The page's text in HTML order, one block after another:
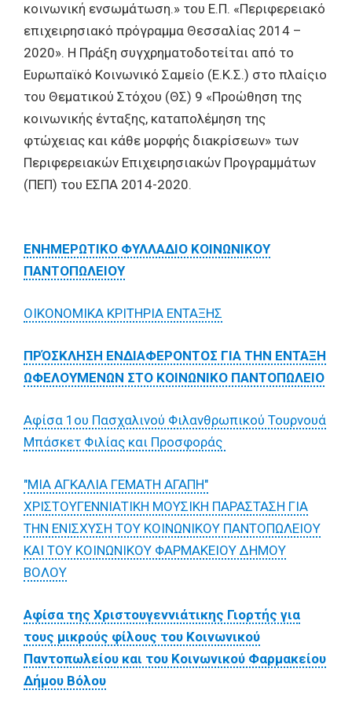
κοινωνική ενσωμάτωση.» του Ε.Π. «Περιφερειακό
επιχειρησιακό πρόγραμμα Θεσσαλίας 2014 –
2020». Η Πράξη συγχρηματοδοτείται από το
Ευρωπαϊκό Κοινωνικό Σαμείο (Ε.Κ.Σ.) στο πλαίςιο
του Θεματικού Στόχου (ΘΣ) 9 «Προώθηση της
κοινωνικής ένταξης, καταπολέμηση της
φτώχειας και κάθε μορφής διακρίσεων» των
Περιφερειακών Επιχειρησιακών Προγραμμάτων
(ΠΕΠ) του ΕΣΠΑ 2014-2020.
ΕΝΗΜΕΡΩΤΙΚΟ ΦΥΛΛΑΔΙΟ ΚΟΙΝΩΝΙΚΟΥ
ΠΑΝΤΟΠΩΛΕΙΟΥ
ΟΙΚΟΝΟΜΙΚΑ ΚΡΙΤΗΡΙΑ ΕΝΤΑΞΗΣ
ΠΡΌΣΚΛΗΣΗ ΕΝΔΙΑΦΕΡΟΝΤΟΣ ΓΙΑ ΤΗΝ ΕΝΤΑΞΗ
ΩΦΕΛΟΥΜΕΝΩΝ ΣΤΟ ΚΟΙΝΩΝΙΚΟ ΠΑΝΤΟΠΩΛΕΙΟ
Αφίσα 1ου Πασχαλινού Φιλανθρωπικού Τουρνουά
Μπάσκετ Φιλίας και Προσφοράς
"ΜΙΑ ΑΓΚΑΛΙΑ ΓΕΜΑΤΗ ΑΓΑΠΗ"
ΧΡΙΣΤΟΥΓΕΝΝΙΑΤΙΚΗ ΜΟΥΣΙΚΗ ΠΑΡΑΣΤΑΣΗ ΓΙΑ
ΤΗΝ ΕΝΙΣΧΥΣΗ ΤΟΥ ΚΟΙΝΩΝΙΚΟΥ ΠΑΝΤΟΠΩΛΕΙΟΥ
ΚΑΙ ΤΟΥ ΚΟΙΝΩΝΙΚΟΥ ΦΑΡΜΑΚΕΙΟΥ ΔΗΜΟΥ
ΒΟΛΟΥ
Αφίσα της Χριστουγεννιάτικης Γιορτής για
τους μικρούς φίλους του Κοινωνικού
Παντοπωλείου και του Κοινωνικού Φαρμακείου
Δήμου Βόλου